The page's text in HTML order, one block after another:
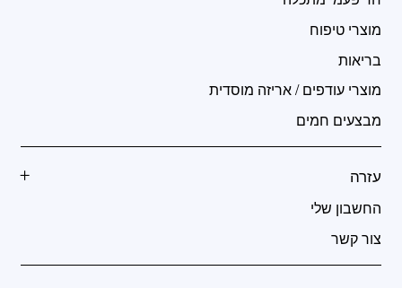
מוצרי טיפוח
בריאות
מוצרי עודפים / אריזה מוסדית
מבצעים חמים
עזרה
החשבון שלי
צור קשר